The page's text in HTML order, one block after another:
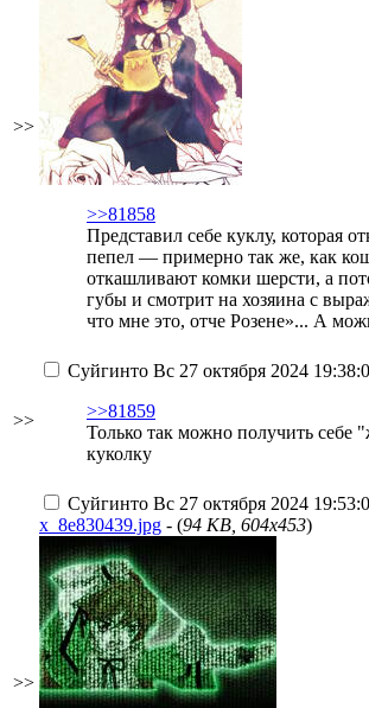
>>
>>81858
Представил себе куклу, которая
пепел — примерно так же, как
откашливают комки шерсти, а
губы и смотрит на хозяина с
что мне это, отче Розене»... А
>>
Суйгинто Вс 27 октября 2024
>>81859
Только так можно получить себе
куколку
>>
Суйгинто Вс 27 октября 2024
x_8e830439.jpg - (94 KB, 604x453)